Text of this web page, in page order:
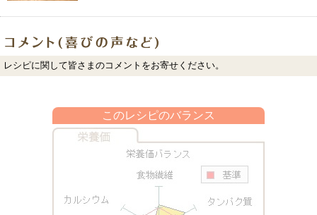
レシピに関して皆さまのコメントをお寄せください。
このレシピのバランス